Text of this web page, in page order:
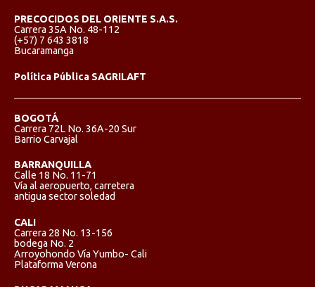
PRECOCIDOS DEL ORIENTE S.A.S.
Carrera 35A No. 48-112
(+57) 7 643 3818
Bucaramanga
Política Pública SAGRILAFT
BOGOTÁ
Carrera 72L No. 36A-20 Sur
Barrio Carvajal
BARRANQUILLA
Calle 18 No. 11-71
Vía al aeropuerto, carretera
antigua sector soledad
CALI
Carrera 28 No. 13-156
bodega No. 2
Arroyohondo Vía Yumbo- Cali
Plataforma Verona